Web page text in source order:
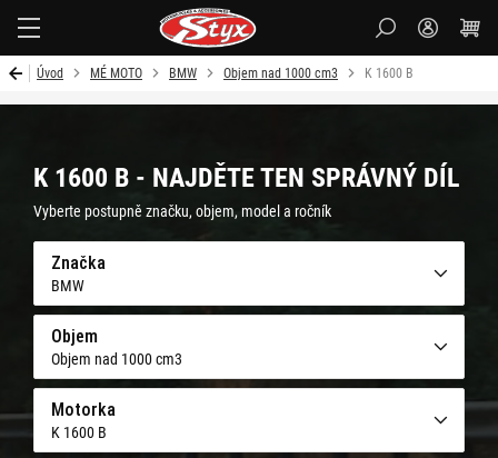
Úvod MÉ MOTO BMW Objem nad 1000 cm3 K 1600 B
K 1600 B - NAJDĚTE TEN SPRÁVNÝ DÍL
Vyberte postupně značku, objem, model a ročník
Značka
BMW
Objem
Objem nad 1000 cm3
Motorka
K 1600 B